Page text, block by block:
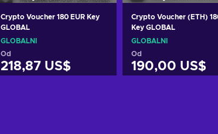
Crypto Voucher 180 EUR Key
GLOBAL
GLOBÁLNÍ
Od
218,87 US$
Crypto Voucher (ETH)
Key GLOBAL
GLOBÁLNÍ
Od
190,00 US$